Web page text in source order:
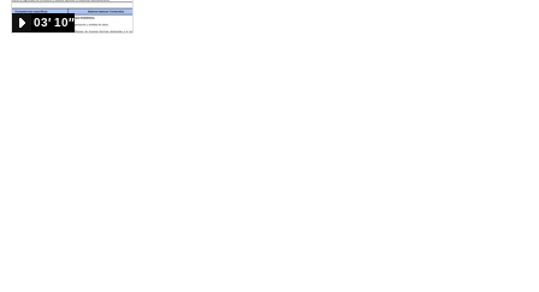
03′ 10″